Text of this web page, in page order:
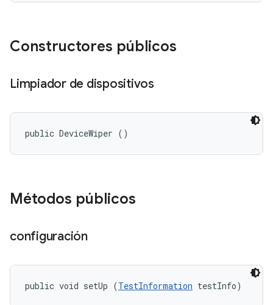
Constructores públicos
Limpiador de dispositivos
public DeviceWiper ()
Métodos públicos
configuración
public void setUp (TestInformation testInfo)